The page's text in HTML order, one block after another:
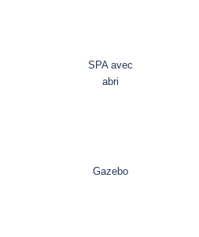
SPA avec
abri
Gazebo